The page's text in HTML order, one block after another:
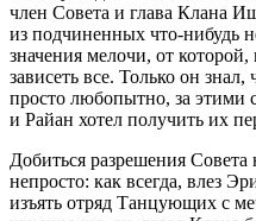
член Совета и глава Клана
из подчиненных что-нибудь
значения мелочи, от
зависеть все. Только он
просто любопытно, за этими
и Райан хотел получить их
Добиться разрешения
непросто: как всегда, влез
изъять отряд Танцующих с